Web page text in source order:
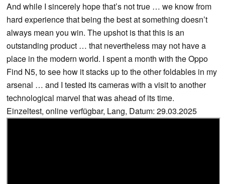
And while I sincerely hope that’s not true … we know from
hard experience that being the best at something doesn’t
always mean you win. The upshot is that this is an
outstanding product … that nevertheless may not have a
place in the modern world. I spent a month with the Oppo
Find N5, to see how it stacks up to the other foldables in my
arsenal … and I tested its cameras with a visit to another
technological marvel that was ahead of its time.
Einzeltest, online verfügbar, Lang, Datum: 29.03.2025